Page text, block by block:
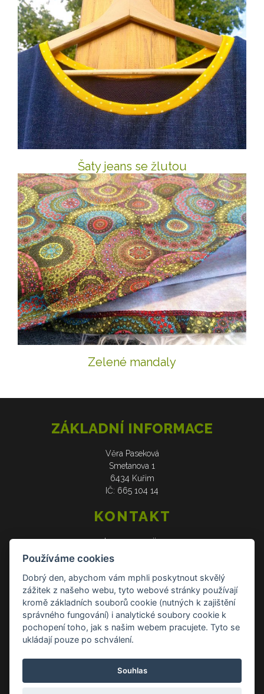
Šaty jeans se žlutou
Zelené mandaly
ZÁKLADNÍ INFORMACE
Věra Paseková
Smetanova 1
6434 Kuřim
IČ: 665 104 14
KONTAKT
web: www.verasije.cz
email: obchudek@verasije.cz
DOKUMENTY
Všeobecné obchodní podmínky
Zásady ochrany osobních údajů
Reklamace a vrácení zboží
Používáme cookies
Dobrý den, abychom vám mphli poskytnout skvělý
zážitek z našeho webu, tyto webové stránky používají
kromě základních souborů cookie (nutných k zajištění
správného fungování) i analytické soubory cookie k
pochopení toho, jak s našim webem pracujete. Tyto se
ukládají pouze po schválení.
Souhlas